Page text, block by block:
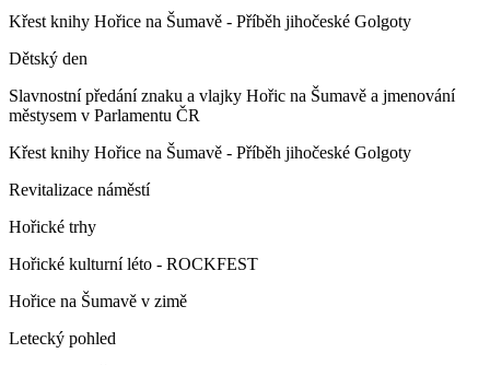
Křest knihy Hořice na Šumavě - Příběh jihočeské Golgoty
Dětský den
Slavnostní předání znaku a vlajky Hořic na Šumavě a jmenování
městysem v Parlamentu ČR
Křest knihy Hořice na Šumavě - Příběh jihočeské Golgoty
Revitalizace náměstí
Hořické trhy
Hořické kulturní léto - ROCKFEST
Hořice na Šumavě v zimě
Letecký pohled